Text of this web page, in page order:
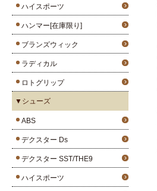
ハイスポーツ
ハンマー[在庫限り]
ブランズウィック
ラディカル
ロトグリップ
▼シューズ
ABS
デクスター Ds
デクスター SST/THE9
ハイスポーツ